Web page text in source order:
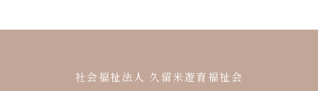
社会福祉法人 久留米遊育福祉会